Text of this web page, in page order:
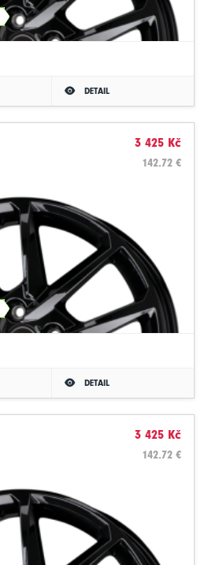
DETAIL
3 425 Kč
142.72 €
DETAIL
3 425 Kč
142.72 €